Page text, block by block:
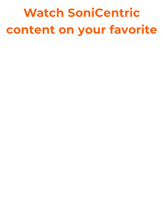
Watch SoniCentric
content on your favorite